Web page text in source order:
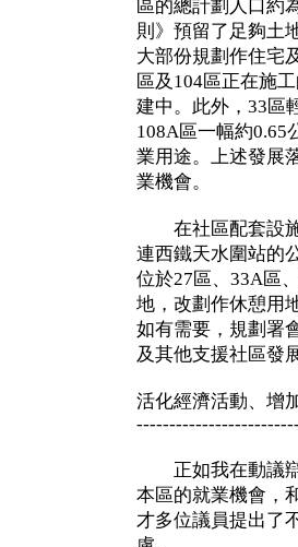
區的總計劃人口約
則》預留了足夠土
大部份規劃作住宅
區及104區正在施
建中。此外，33區
108A區一幅約0.65
業用途。上述發展
業機會。
在社區配套設施
連西鐵天水圍站的
位於27區、33A區
地，改劃作休憩用
如有需要，規劃署
及其他支援社區發
活化經濟活動、增
正如我在動議辯
本區的就業機會，
才多位議員提出了